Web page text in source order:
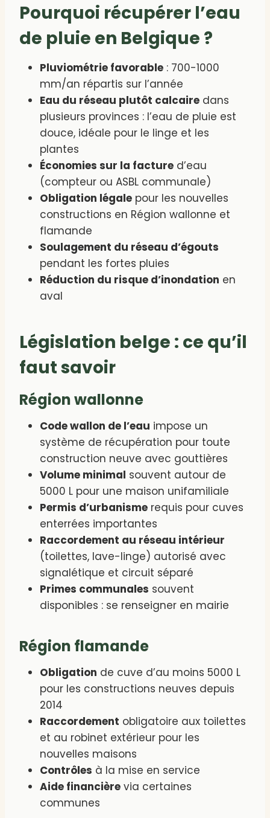
Pourquoi récupérer l’eau
de pluie en Belgique ?
Pluviométrie favorable : 700-1000
mm/an répartis sur l’année
Eau du réseau plutôt calcaire dans
plusieurs provinces : l’eau de pluie est
douce, idéale pour le linge et les
plantes
Économies sur la facture d’eau
(compteur ou ASBL communale)
Obligation légale pour les nouvelles
constructions en Région wallonne et
flamande
Soulagement du réseau d’égouts
pendant les fortes pluies
Réduction du risque d’inondation en
aval
Législation belge : ce qu’il
faut savoir
Région wallonne
Code wallon de l’eau impose un
système de récupération pour toute
construction neuve avec gouttières
Volume minimal souvent autour de
5000 L pour une maison unifamiliale
Permis d’urbanisme requis pour cuves
enterrées importantes
Raccordement au réseau intérieur
(toilettes, lave-linge) autorisé avec
signalétique et circuit séparé
Primes communales souvent
disponibles : se renseigner en mairie
Région flamande
Obligation de cuve d’au moins 5000 L
pour les constructions neuves depuis
2014
Raccordement obligatoire aux toilettes
et au robinet extérieur pour les
nouvelles maisons
Contrôles à la mise en service
Aide financière via certaines
communes